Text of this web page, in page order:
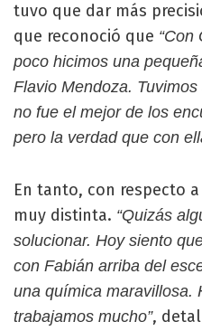
tuvo que dar más
que reconoció que “Con
poco hicimos una
Flavio Mendoza.
no fue el mejor de los
pero la verdad que con
En tanto, con respecto
muy distinta. “Quizás
solucionar. Hoy siento
con Fabián arriba del
una química maravillosa.
trabajamos mucho”,